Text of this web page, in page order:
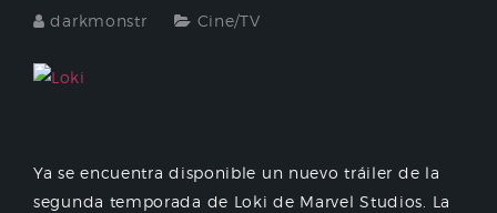
darkmonstr Cine/TV
Ya se encuentra disponible un nuevo tráiler de la
segunda temporada de Loki de Marvel Studios. La